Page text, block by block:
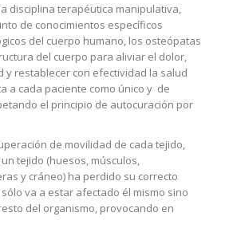
disciplina terapéutica manipulativa,
de conocimientos específicos
del cuerpo humano, los osteópatas
del cuerpo para aliviar el dolor,
y restablecer con efectividad la salud
a cada paciente como único y de
el principio de autocuración por
de movilidad de cada tejido,
tejido (huesos, músculos,
y cráneo) ha perdido su correcto
va a estar afectado él mismo sino
del organismo, provocando en